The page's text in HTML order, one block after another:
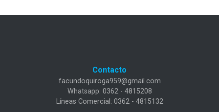
Contacto
facundoquiroga959@gmail.com
Whatsapp: 0362 - 4815208
Líneas Comercial: 0362 - 4815132